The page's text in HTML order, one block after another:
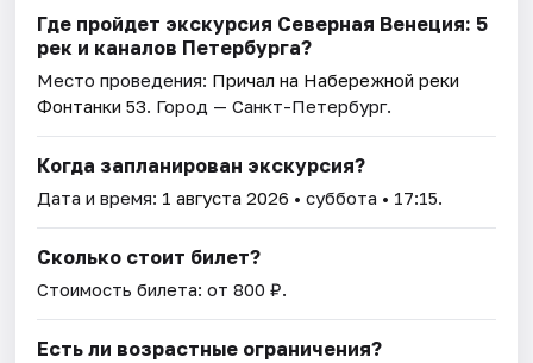
Где пройдет экскурсия Северная Венеция: 5
рек и каналов Петербурга?
Место проведения: Причал на Набережной реки
Фонтанки 53. Город — Санкт-Петербург.
Когда запланирован экскурсия?
Дата и время: 1 августа 2026 • суббота • 17:15.
Сколько стоит билет?
Стоимость билета: от 800 ₽.
Есть ли возрастные ограничения?